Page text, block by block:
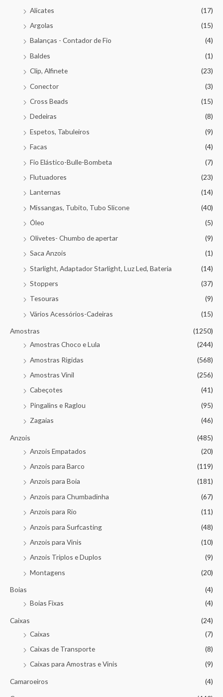
Alicates
(17)
Argolas
(15)
Balanças - Contador de Fio
(4)
Baldes
(1)
Clip, Alfinete
(23)
Conector
(3)
Cross Beads
(15)
Dedeiras
(8)
Espetos, Tabuleiros
(9)
Facas
(4)
Fio Elástico-Bulle-Bombeta
(7)
Flutuadores
(23)
Lanternas
(14)
Missangas, Tubito, Tubo Slicone
(40)
Óleo
(5)
Olivetes- Chumbo de apertar
(9)
Saca Anzois
(1)
Starlight, Adaptador Starlight, Luz Led, Bateria
(14)
Stoppers
(37)
Tesouras
(9)
Vários Acessórios-Cadeiras
(15)
Amostras
(1250)
Amostras Choco e Lula
(244)
Amostras Rigidas
(568)
Amostras Vinil
(256)
Cabeçotes
(41)
Pingalins e Raglou
(95)
Zagaias
(46)
Anzois
(485)
Anzois Empatados
(20)
Anzois para Barco
(119)
Anzois para Boia
(181)
Anzois para Chumbadinha
(67)
Anzois para Rio
(11)
Anzois para Surfcasting
(48)
Anzois para Vinis
(10)
Anzois Triplos e Duplos
(9)
Montagens
(20)
Boias
(4)
Boias Fixas
(4)
Caixas
(24)
Caixas
(7)
Caixas de Transporte
(8)
Caixas para Amostras e Vinis
(9)
Camaroeiros (4)